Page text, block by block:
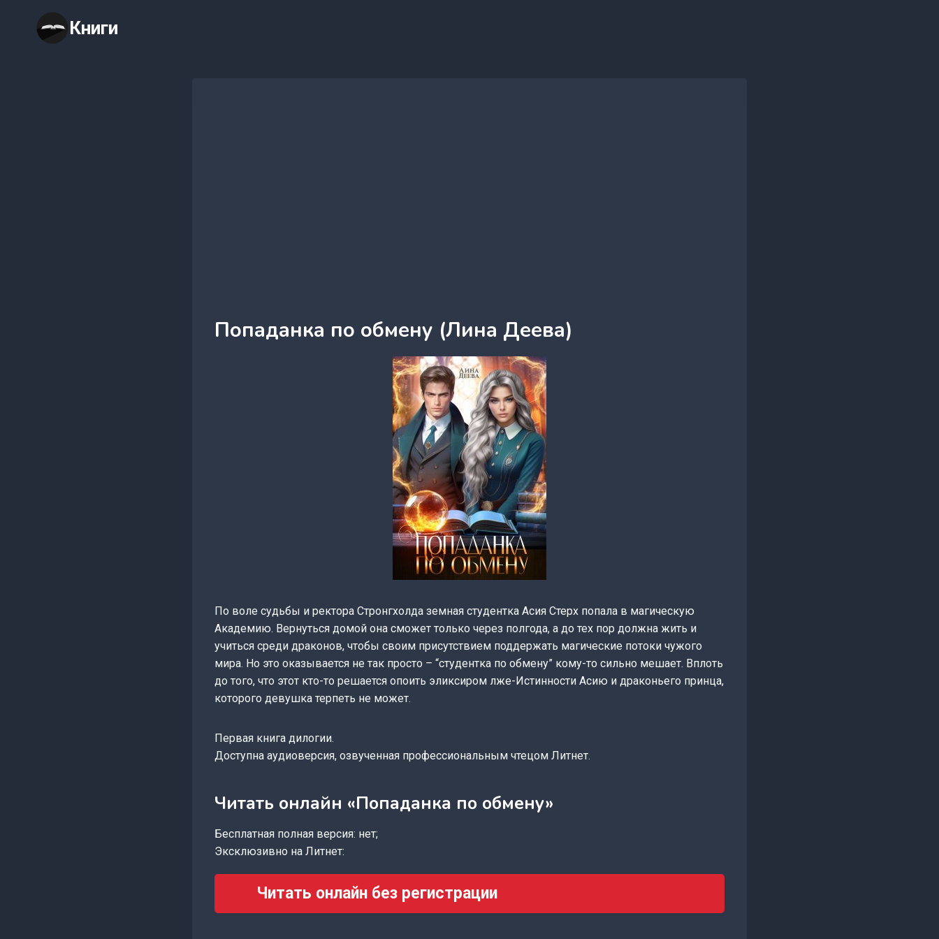
содержимому
Книги
Попаданка по обмену (Лина Деева)
По воле судьбы и ректора Стронгхолда земная студентка Асия Стерх попала в магическую
Академию. Вернуться домой она сможет только через полгода, а до тех пор должна жить и
учиться среди драконов, чтобы своим присутствием поддержать магические потоки чужого
мира. Но это оказывается не так просто – “студентка по обмену” кому-то сильно мешает. Вплоть
до того, что этот кто-то решается опоить эликсиром лже-Истинности Асию и драконьего принца,
которого девушка терпеть не может.
Первая книга дилогии.
Доступна аудиоверсия, озвученная профессиональным чтецом Литнет.
Читать онлайн «Попаданка по обмену»
Бесплатная полная версия: нет;
Эксклюзивно на Литнет:
Читать онлайн без регистрации